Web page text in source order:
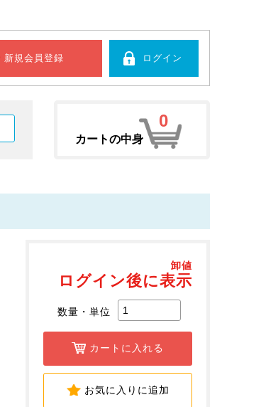
新規会員登録 ログイン
カートの中身
0
卸値
ログイン後に表示
数量・単位
カートに入れる
お気に入りに追加